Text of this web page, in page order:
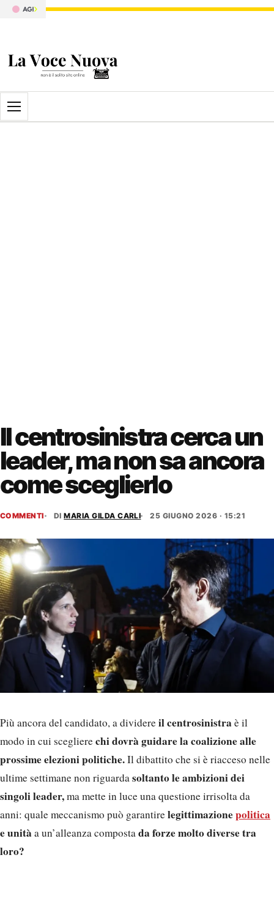
Apri il menu
Il centrosinistra cerca un
leader, ma non sa ancora
come sceglierlo
COMMENTI DIMARIA GILDA CARLI 25 GIUGNO 2026 · 15:21
Più ancora del candidato, a dividereil centrosinistra è il
modo in cui sceglierechi dovrà guidare la coalizione alle
prossime elezioni politiche.Il dibattito che si è riacceso nelle
ultime settimane non riguardasoltanto le ambizioni dei
singoli leader,ma mette in luce una questione irrisolta da
anni: quale meccanismo può garantirelegittimazionepolitica
e unità a un’alleanza compostada forze molto diverse tra
loro?